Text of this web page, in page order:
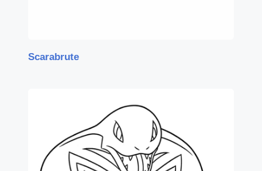
Scarabrute